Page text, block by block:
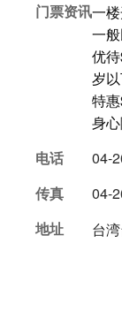
门票资讯一
一
优
岁
特
身
电话
04-
传真
04-
地址
台